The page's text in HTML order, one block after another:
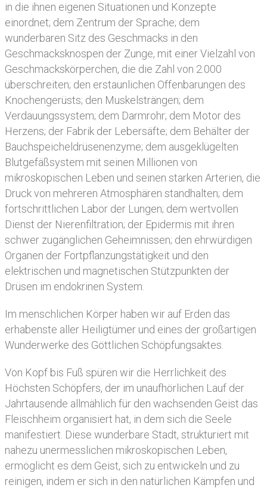
in die ihnen eigenen Situationen und Konzepte
einordnet; dem Zentrum der Sprache; dem
wunderbaren Sitz des Geschmacks in den
Geschmacksknospen der Zunge, mit einer Vielzahl von
Geschmackskörperchen, die die Zahl von 2.000
überschreiten; den erstaunlichen Offenbarungen des
Knochengerüsts; den Muskelsträngen; dem
Verdauungssystem; dem Darmrohr; dem Motor des
Herzens; der Fabrik der Lebersäfte; dem Behälter der
Bauchspeicheldrüsenenzyme; dem ausgeklügelten
Blutgefäßsystem mit seinen Millionen von
mikroskopischen Leben und seinen starken Arterien, die
Druck von mehreren Atmosphären standhalten; dem
fortschrittlichen Labor der Lungen; dem wertvollen
Dienst der Nierenfiltration; der Epidermis mit ihren
schwer zugänglichen Geheimnissen; den ehrwürdigen
Organen der Fortpflanzungstätigkeit und den
elektrischen und magnetischen Stützpunkten der
Drüsen im endokrinen System.
Im menschlichen Körper haben wir auf Erden das
erhabenste aller Heiligtümer und eines der großartigen
Wunderwerke des Göttlichen Schöpfungsaktes.
Von Kopf bis Fuß spüren wir die Herrlichkeit des
Höchsten Schöpfers, der im unaufhörlichen Lauf der
Jahrtausende allmählich für den wachsenden Geist das
Fleischheim organisiert hat, in dem sich die Seele
manifestiert. Diese wunderbare Stadt, strukturiert mit
nahezu unermesslichen mikroskopischen Leben,
ermöglicht es dem Geist, sich zu entwickeln und zu
reinigen, indem er sich in den natürlichen Kämpfen und